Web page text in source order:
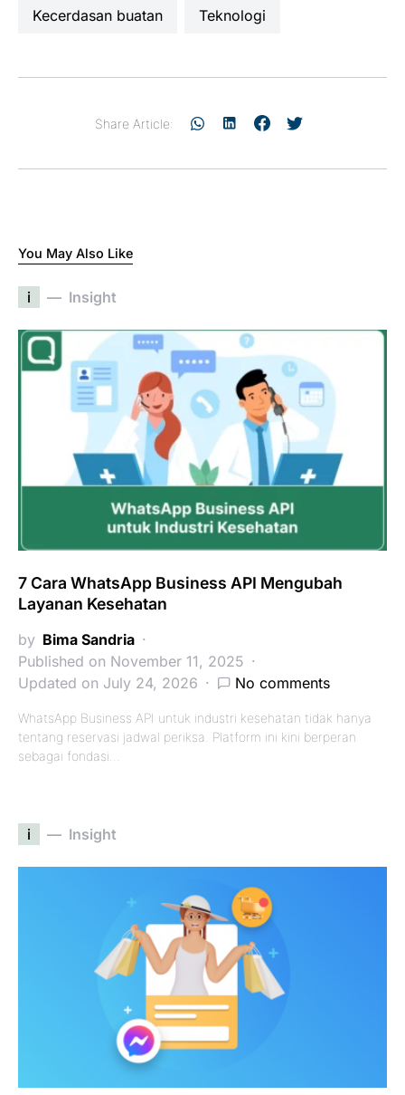
kecerdasan buatan teknologi
Share Article:
You May Also Like
i Insight
7 Cara WhatsApp Business API Mengubah
Layanan Kesehatan
by Bima Sandria
Published on November 11, 2025
Updated on July 24, 2026
No comments
WhatsApp Business API untuk industri kesehatan tidak hanya
tentang reservasi jadwal periksa. Platform ini kini berperan
sebagai fondasi…
i Insight